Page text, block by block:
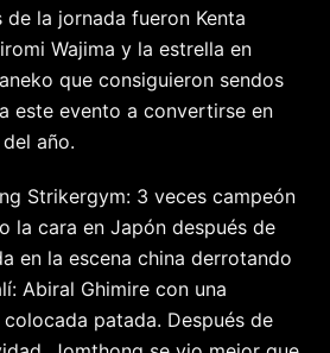
de la jornada fueron Kenta
Wajima y la estrella en
que consiguieron sendos
este evento a convertirse en
año.
Strikergym: 3 veces campeón
la cara en Japón después de
en la escena china derrotando
Abiral Ghimire con una
patada. Después de